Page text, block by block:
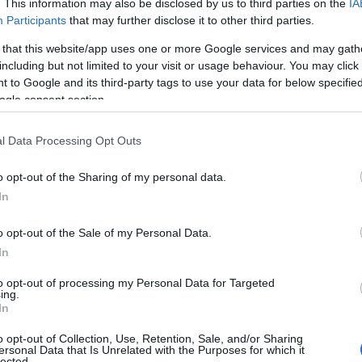
This information may also be disclosed by us to third parties on the
Participants that may further disclose it to other third parties.
that this website/app uses one or more Google services and may
but not limited to your visit or usage behaviour. You may
to Google and its third-party tags to use your data for below
consent section.
Data Processing Opt Outs
opt-out of the Sharing of my personal data.
opt-out of the Sale of my Personal Data.
opt-out of processing my Personal Data for Targeted
opt-out of Collection, Use, Retention, Sale, and/or Sharing
Data that Is Unrelated with the Purposes for which it
Επικαιρότητα Reading
και μάθετε πρώτοι όλες τις
του ευθεία μπαίνει σήμερα στο
το Final Four Νεανίδων της
να κορυφώνεται με τους